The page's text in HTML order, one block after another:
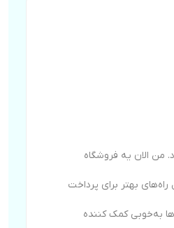
من الان یه فروشگاه
راه‌های بهتر برای پرداخت
به‌خوبی کمک کننده